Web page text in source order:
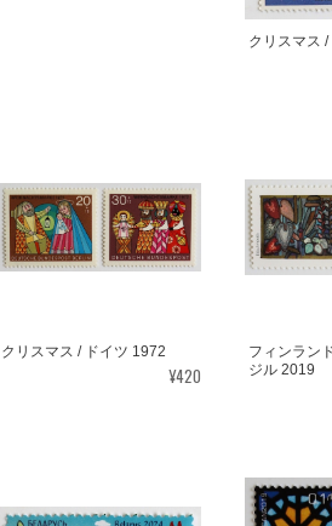
クリスマス
クリスマス / ドイツ 1972
¥420
フィンラン
ジル 2019